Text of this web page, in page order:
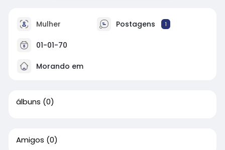
Mulher Postagens 1
01-01-70
Morando em
álbuns (0)
Amigos (0)